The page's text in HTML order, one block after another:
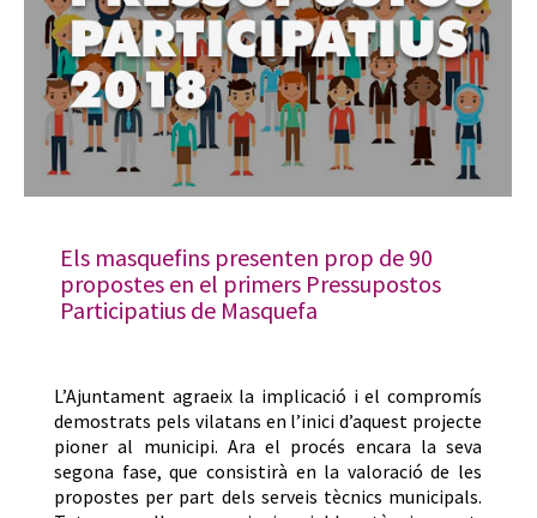
Els masquefins presenten prop de 90
propostes en el primers Pressupostos
Participatius de Masquefa
L’Ajuntament agraeix la implicació i el compromís
demostrats pels vilatans en l’inici d’aquest projecte
pioner al municipi. Ara el procés encara la seva
segona fase, que consistirà en la valoració de les
propostes per part dels serveis tècnics municipals.